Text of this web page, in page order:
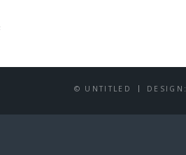
© UNTITLED DESIGN: